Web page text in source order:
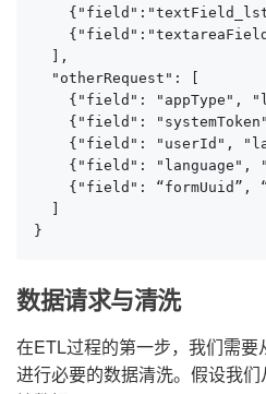
  ],
  "otherRequest": [
{"field": "appType",
{"field":
{"field": "userId",
{"field": "language",
{"field": “formUuid”,
  ]
}
数据请求与清洗
在ETL过程的第一步，我们需
进行必要的数据清洗。假设我